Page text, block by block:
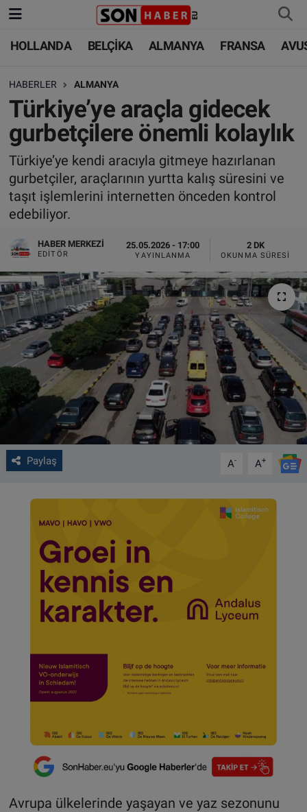
HOLLANDA BELÇİKA ALMANYA FRANSA
HABERLER ALMANYA
Türkiye’ye araçla gidecek
gurbetçilere önemli kolaylık
Türkiye’ye kendi aracıyla gitmeye hazırlanan
gurbetçiler, araçlarının yurtta kalış süresini ve
taşıt işlemlerini internetten önceden kontrol
edebiliyor.
HABER MERKEZI
EDITÖR
25.05.2026 - 17:00
YAYINLANMA
2 DK
OKUNMA SÜRESI
Paylaş A- A+
Avrupa ülkelerinde yaşayan ve yaz sezonunu
HOLLANDA
BELÇİKA
ALMANYA
FRANSA
AVUSTURYA
BİLİM-TEKNOLOJİ
HOLLANDA
BELÇİKA
ALMANYA
TÜRKİYE
DÜNYA
FOTO GALERİ
VIDEO GALERİ
ALGEMENE VOORWAARDEN
CONTACT
Çerez Politikası
Nöbetçi Eczaneler
Hava Durumu
Trafik Durumu
Süper Lig Puan Durumu ve Fikstür
Tüm Manşetler